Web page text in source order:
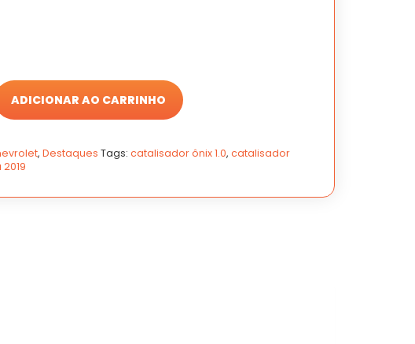
ADICIONAR AO CARRINHO
, Destaques Tags: catalisador ônix 1.0, catalisador